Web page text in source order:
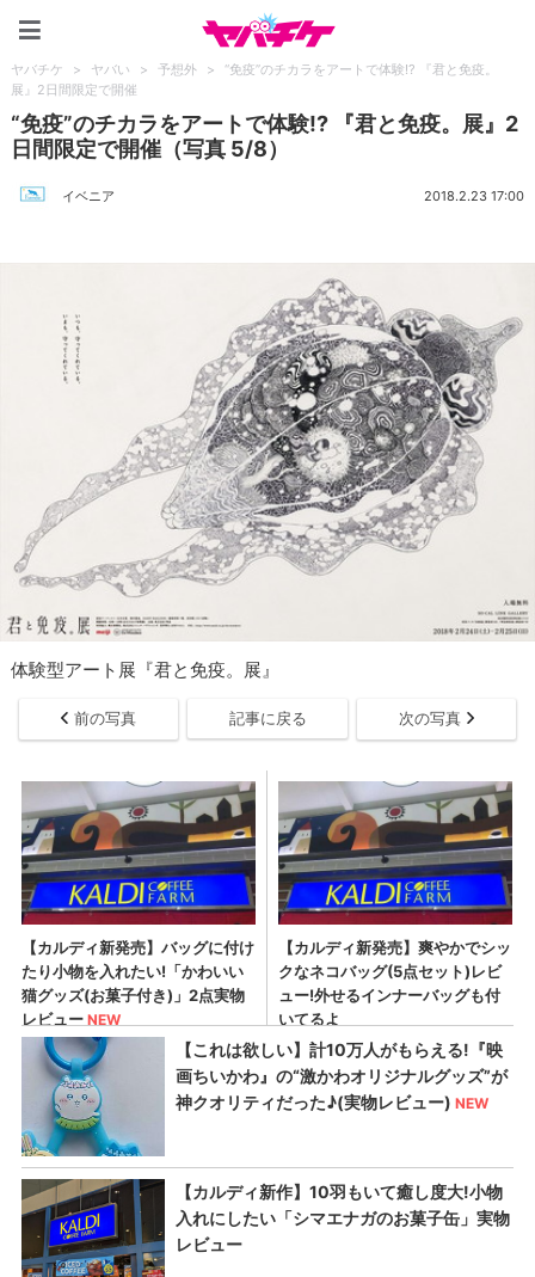
ヤバチケ > ヤバい > 予想外 >
“免疫”のチカラをアートで体験!? 『君と免疫。
展』2日間限定で開催
“免疫”のチカラをアートで体験!? 『君と免疫。展』2
日間限定で開催（写真 5/8）
イベニア 2018.2.23 17:00
体験型アート展『君と免疫。展』
前の写真 記事に戻る 次の写真